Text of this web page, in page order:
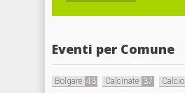
Eventi per Comune
Bolgare 43 Calcinate 37 Calcio